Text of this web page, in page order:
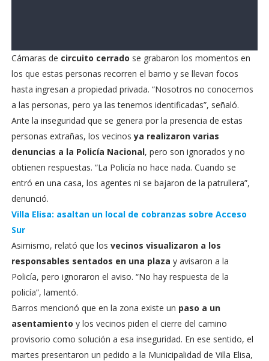
Cámaras de circuito cerrado se grabaron los momentos en
los que estas personas recorren el barrio y se llevan focos
hasta ingresan a propiedad privada. “Nosotros no conocemos
a las personas, pero ya las tenemos identificadas”, señaló.
Ante la inseguridad que se genera por la presencia de estas
personas extrañas, los vecinosya realizaron varias
denuncias a la Policía Nacional, pero son ignorados y no
obtienen respuestas. “La Policía no hace nada. Cuando se
entró en una casa, los agentes ni se bajaron de la patrullera”,
denunció.
Villa Elisa: asaltan un local de cobranzas sobre Acceso
Sur
Asimismo, relató que los vecinos visualizaron a los
responsables sentados en una plaza y avisaron a la
Policía, pero ignoraron el aviso. “No hay respuesta de la
policía”, lamentó.
Barros mencionó que en la zona existe un paso a un
asentamiento y los vecinos piden el cierre del camino
provisorio como solución a esa inseguridad. En ese sentido, el
martes presentaron un pedido a la Municipalidad de Villa Elisa,